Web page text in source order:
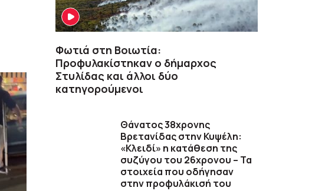
Φωτιά στη Βοιωτία:
Προφυλακίστηκαν ο δήμαρχος
Στυλίδας και άλλοι δύο
κατηγορούμενοι
Θάνατος 38χρονης
Βρετανίδας στην Κυψέλη:
«Κλειδί» η κατάθεση της
συζύγου του 26χρονου – Τα
στοιχεία που οδήγησαν
στην προφυλάκισή του